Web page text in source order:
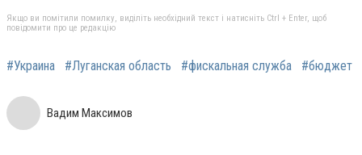
Якщо ви помітили помилку, виділіть необхідний текст і натисніть Ctrl + Enter, щоб
повідомити про це редакцію
#Украина #Луганская область #фискальная служба #бюджет
Вадим Максимов